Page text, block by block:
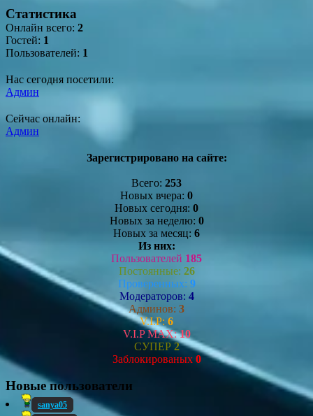
Статистика
Онлайн всего: 2
Гостей: 1
Пользователей: 1
Нас сегодня посетили:
Админ
Сейчас онлайн:
Админ
Зарегистрировано на сайте:
Всего: 253
Новых вчера: 0
Новых сегодня: 0
Новых за неделю: 0
Новых за месяц: 6
Из них:
Пользователей 185
Постоянные: 26
Проверенных: 9
Модераторов: 4
Админов: 3
V.I.P: 6
V.I.P MAX:10
СУПЕР 2
Заблокированых 0
Новые пользователи
sanya05